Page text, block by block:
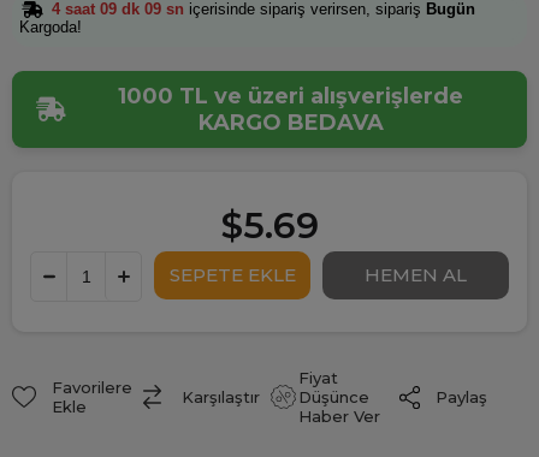
4 saat 09 dk 09 sn içerisinde sipariş verirsen, sipariş Bugün
Kargoda!
1000 TL ve üzeri alışverişlerde
KARGO BEDAVA
$5.69
Favorilere
Ekle
Karşılaştır
Fiyat
Düşünce
Haber Ver
Paylaş